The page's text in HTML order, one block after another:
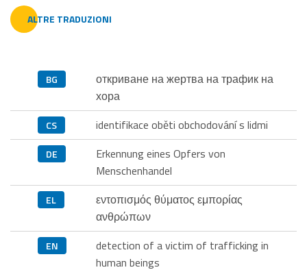
ALTRE TRADUZIONI
BG
откриване на жертва на трафик на
хора
CS identifikace oběti obchodování s lidmi
DE
Erkennung eines Opfers von
Menschenhandel
EL
εντοπισμός θύματος εμπορίας
ανθρώπων
EN
detection of a victim of trafficking in
human beings